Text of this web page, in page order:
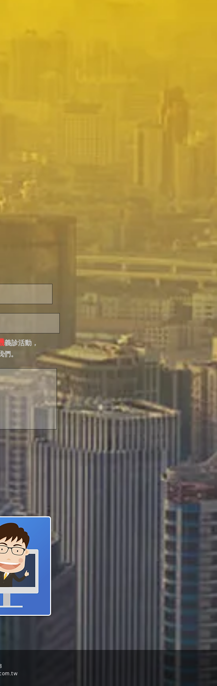
義診活動，
。